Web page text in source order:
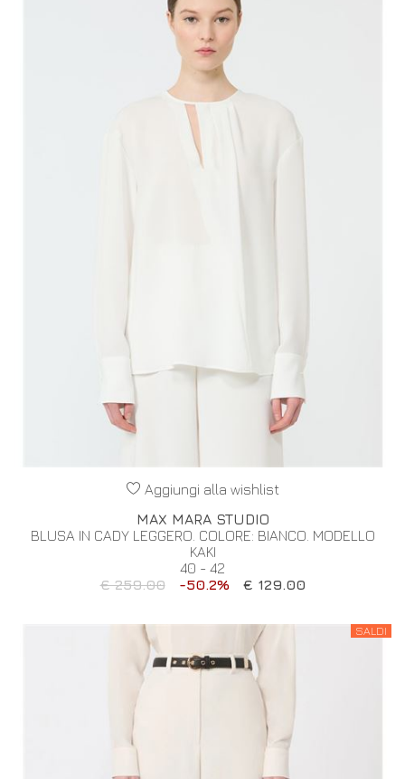
Aggiungi alla wishlist
MAX MARA STUDIO
BLUSA IN CADY LEGGERO. COLORE: BIANCO. MODELLO
KAKI
40 - 42
€ 259.00
-50.2% € 129.00
SALDI